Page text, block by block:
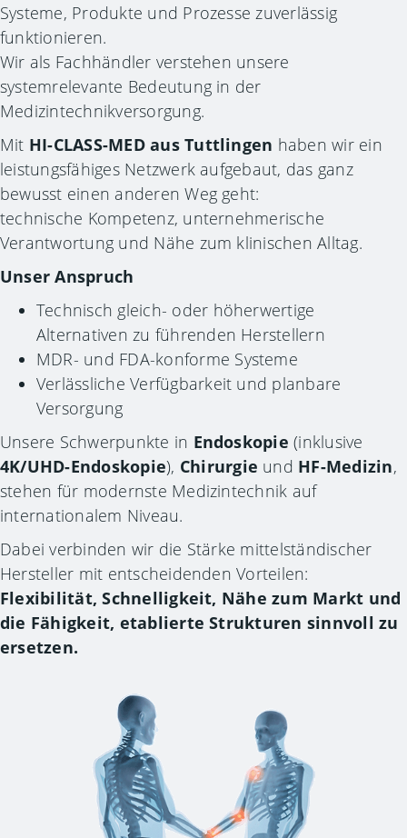
Systeme, Produkte und Prozesse zuverlässig
funktionieren.
Wir als Fachhändler verstehen unsere
systemrelevante Bedeutung in der
Medizintechnikversorgung.
Mit HI-CLASS-MED aus Tuttlingen haben wir ein
leistungsfähiges Netzwerk aufgebaut, das ganz
bewusst einen anderen Weg geht:
technische Kompetenz, unternehmerische
Verantwortung und Nähe zum klinischen Alltag.
Unser Anspruch
Technisch gleich- oder höherwertige
Alternativen zu führenden Herstellern
MDR- und FDA-konforme Systeme
Verlässliche Verfügbarkeit und planbare
Versorgung
Unsere Schwerpunkte in Endoskopie(inklusive
4K/UHD-Endoskopie), Chirurgie und HF-Medizin,
stehen für modernste Medizintechnik auf
internationalem Niveau.
Dabei verbinden wir die Stärke mittelständischer
Hersteller mit entscheidenden Vorteilen:
Flexibilität, Schnelligkeit, Nähe zum Markt und
die Fähigkeit, etablierte Strukturen sinnvoll zu
ersetzen.